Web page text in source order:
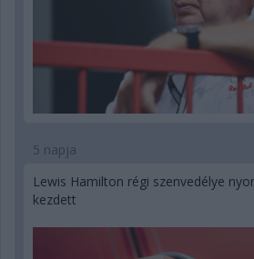
5 napja
Lewis Hamilton régi szenvedélye
kezdett